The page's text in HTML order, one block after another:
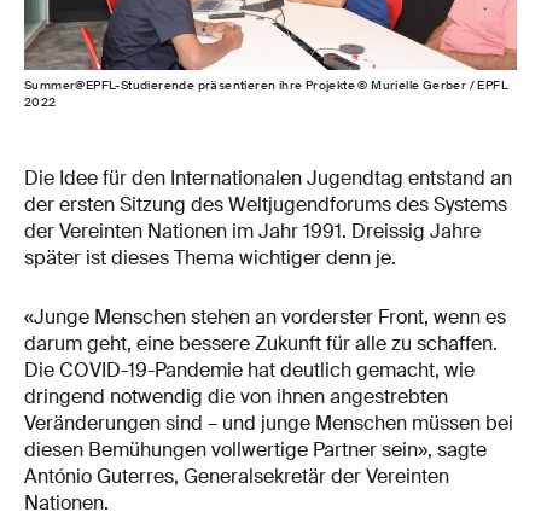
Summer@EPFL-Studierende präsentieren ihre Projekte © Murielle Gerber / EPFL
2022
Die Idee für den Internationalen Jugendtag entstand an
der ersten Sitzung des Weltjugendforums des Systems
der Vereinten Nationen im Jahr 1991. Dreissig Jahre
später ist dieses Thema wichtiger denn je.
«Junge Menschen stehen an vorderster Front, wenn es
darum geht, eine bessere Zukunft für alle zu schaffen.
Die COVID-19-Pandemie hat deutlich gemacht, wie
dringend notwendig die von ihnen angestrebten
Veränderungen sind – und junge Menschen müssen bei
diesen Bemühungen vollwertige Partner sein», sagte
António Guterres, Generalsekretär der Vereinten
Nationen.